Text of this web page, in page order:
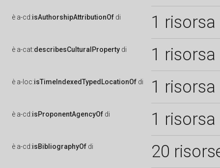
è a-cd:isAuthorshipAttributionOf di 1 risorsa
è a-cat:describesCulturalProperty di 1 risorsa
è a-loc:isTimeIndexedTypedLocationOf di 1 risorsa
è a-cd:isProponentAgencyOf di 1 risorsa
è a-cd:isBibliographyOf di 20